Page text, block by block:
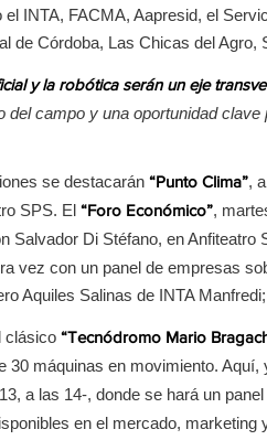
INTA, FACMA, Aapresid, el
de Córdoba, Las Chicas del Agro,
y la robótica serán un eje
del campo y una oportunidad
se destacarán “Punto Clima”,
SPS. El “Foro Económico”,
Salvador Di Stéfano, en
vez con un panel de empresas
Aquiles Salinas de INTA
clásico “Tecnódromo Mario
30 máquinas en movimiento.
a las 14-, donde se hará un
en el mercado,